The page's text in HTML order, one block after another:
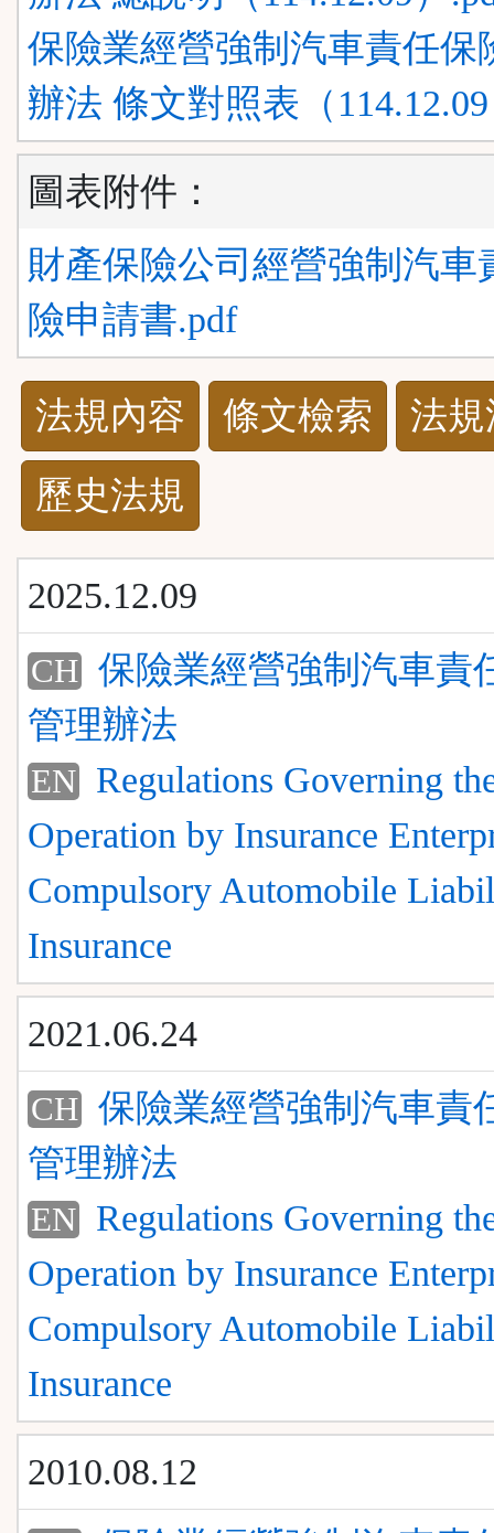
保險業經營強制汽車責任保
辦法 條文對照表（
圖表附件：
財產保險公司經營強制汽車
險申請書.pdf
法
規
功
能
按
鈕
區
法規內容 條文檢索
法
歷史法規
2025.12.09
CH 保險業經營強制汽車責
管理辦法
EN Regulations Governing
Operation by Insurance
Compulsory Automobile
Insurance
2021.06.24
CH 保險業經營強制汽車責
管理辦法
EN Regulations Governing
Operation by Insurance
Compulsory Automobile
Insurance
2010.08.12